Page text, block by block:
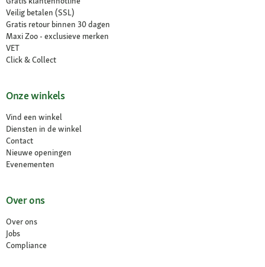
Veilig betalen (SSL)
Gratis retour binnen 30 dagen
Maxi Zoo - exclusieve merken
VET
Click & Collect
Onze winkels
Vind een winkel
Diensten in de winkel
Contact
Nieuwe openingen
Evenementen
Over ons
Over ons
Jobs
Compliance